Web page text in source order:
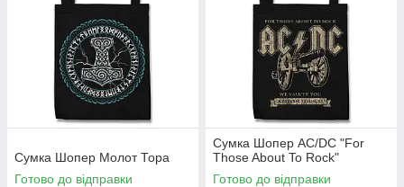
Сумка Шопер Молот Тора
Готово до відправки
Сумка Шопер AC/DC "For
Those About To Rock"
Готово до відправки